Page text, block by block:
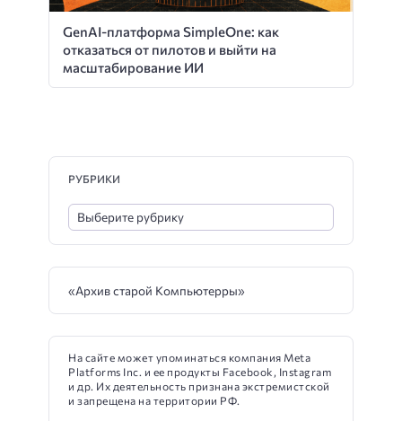
GenAI-платформа SimpleOne: как
отказаться от пилотов и выйти на
масштабирование ИИ
РУБРИКИ
«Архив старой Компьютерры»
На сайте может упоминаться компания Meta
Platforms Inc. и ее продукты Facebook, Instagram
и др. Их деятельность признана экстремистской
и запрещена на территории РФ.